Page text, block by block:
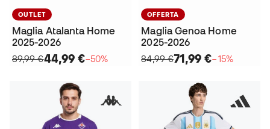
OUTLET
Maglia Atalanta Home
2025-2026
89,99 €44,99 €−50%
OFFERTA
Maglia Genoa Home
2025-2026
84,99 €71,99 €−15%